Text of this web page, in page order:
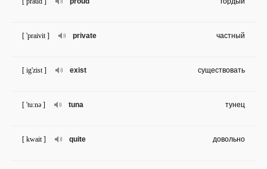
private
[ 'praivit ] частный
exist
[ ig'zist ] существовать
tuna
[ 'tu:nə ] тунец
quite
[ kwait ] довольно